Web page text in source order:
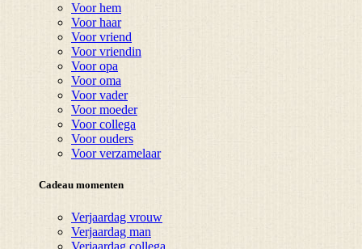
Voor hem
Voor haar
Voor vriend
Voor vriendin
Voor opa
Voor oma
Voor vader
Voor moeder
Voor collega
Voor ouders
Voor verzamelaar
Cadeau momenten
Verjaardag vrouw
Verjaardag man
Verjaardag collega